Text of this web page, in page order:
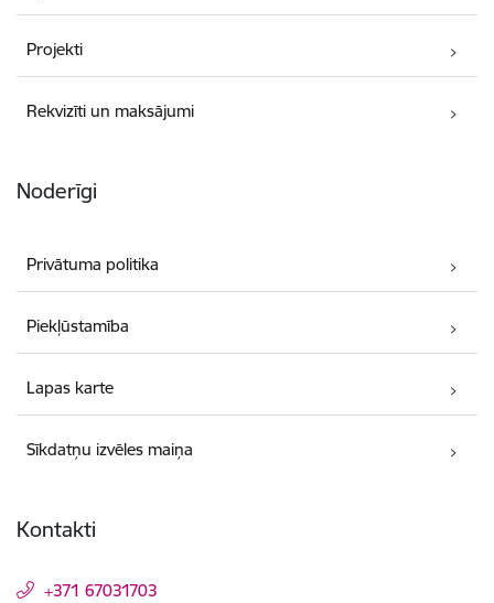
Projekti
Rekvizīti un maksājumi
Noderīgi
Privātuma politika
Piekļūstamība
Lapas karte
Sīkdatņu izvēles maiņa
Kontakti
+371 67031703